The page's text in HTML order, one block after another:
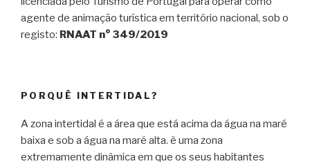
agente de animação turística em território nacional, sob o
registo: RNAAT n° 349/2019
PORQUÊ INTERTIDAL?
A zona intertidal é a área que está acima da água na maré
baixa e sob a água na maré alta. è uma zona
extremamente dinâmica em que os seus habitantes